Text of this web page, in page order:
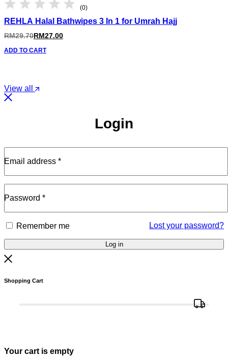
(0)
REHLA Halal Bathwipes 3 In 1 for Umrah Hajj
RM29.70RM27.00
ADD TO CART
View all
Login
Email address *
Password *
Remember me Lost your password?
Log in
Shopping Cart
Your cart is empty